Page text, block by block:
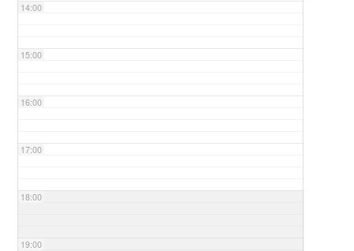
14:00
15:00
16:00
17:00
18:00
19:00